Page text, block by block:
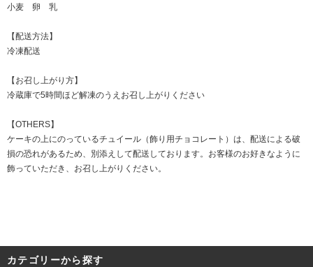
小麦 卵 乳
【配送方法】
冷凍配送
【お召し上がり方】
冷蔵庫で5時間ほど解凍のうえお召し上がりください
【OTHERS】
ケーキの上にのっているチュイール（飾り用チョコレート）は、配送による破
損の恐れがあるため、別添えして配送しております。お客様のお好きなように
飾っていただき、お召し上がりください。
カテゴリーから探す